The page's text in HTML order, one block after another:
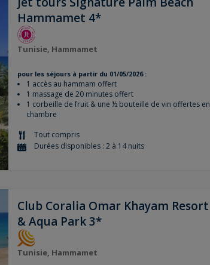
Hammamet 4*
Tunisie, Hammamet
pour les séjours à partir du 01/05/2026 :
1 accès au hammam offert
1 massage de 20 minutes offert
1 corbeille de fruit & une ½ bouteille de vin offertes en
chambre
Tout compris
Durées disponibles : 2 à 14 nuits
Club Coralia Omar Khayam Resort
& Aqua Park 3*
Tunisie, Hammamet